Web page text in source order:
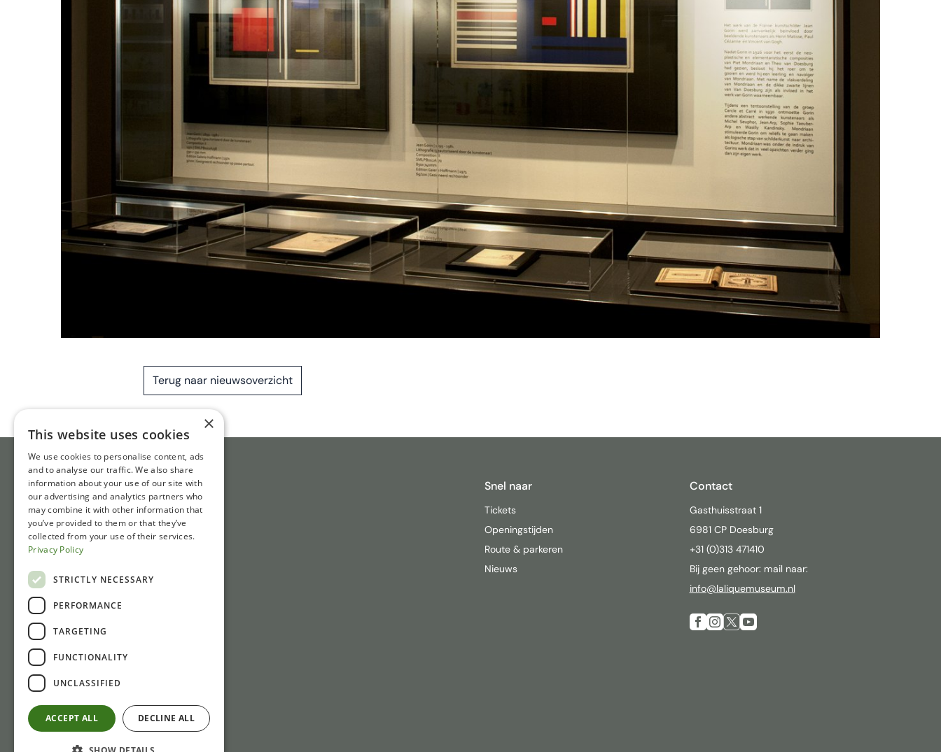
Terug naar nieuwsoverzicht
Snel naar
Tickets
Openingstijden
Route & parkeren
Nieuws
Contact
Gasthuisstraat 1
6981 CP Doesburg
+31 (0)313 471410
Bij geen gehoor: mail naar:
info@laliquemuseum.nl
×
This website uses cookies
We use cookies to personalise content, ads
and to analyse our traffic. We also share
information about your use of our site with
our advertising and analytics partners who
may combine it with other information that
you’ve provided to them or that they’ve
collected from your use of their services.
Privacy Policy
STRICTLY NECESSARY
PERFORMANCE
TARGETING
FUNCTIONALITY
UNCLASSIFIED
ACCEPT ALL DECLINE ALL